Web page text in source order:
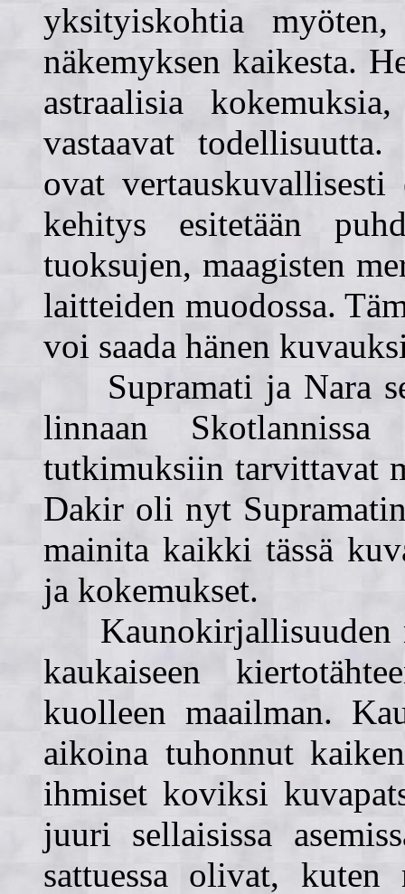
yksityiskohtia
näkemyksen kaikesta.
astraalisia
vastaavat
ovat
kehitys esitetään
tuoksujen, maagisten
laitteiden muodossa.
voi saada hänen
Supramati ja Nara
linnaan
tutkimuksiin tarvittavat
Dakir oli nyt
mainita kaikki tässä
ja kokemukset.
Kaunokirjallisuuden
kaukaiseen
kuolleen maailman.
aikoina tuhonnut
ihmiset koviksi
juuri sellaisissa
sattuessa olivat, kuten